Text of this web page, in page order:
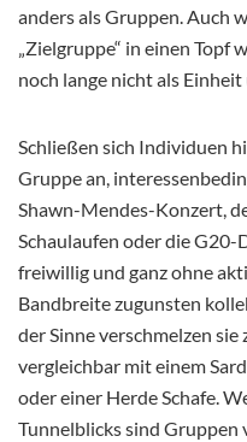
anders als Gruppen. Auch
„Zielgruppe“ in einen Topf
noch lange nicht als
Schließen sich Individuen
Gruppe an,
Shawn-Mendes-Konzert,
Schaulaufen oder die G20-
freiwillig und ganz ohne
Bandbreite zugunsten
der Sinne verschmelzen
vergleichbar mit einem
oder einer Herde Schafe.
Tunnelblicks sind Gruppen